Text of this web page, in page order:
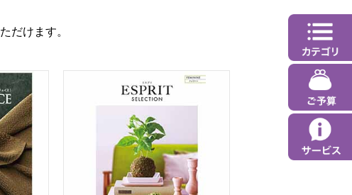
だけます。
】
フト】
まのお)【カタログギフト】【年間ギフト】
エスプリ フェミニン【カタログギフト】【年間ギフト】